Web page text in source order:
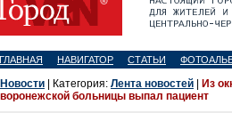
ГЛАВНАЯ НАВИГАТОР СТАТЬИ
Новости | Категория: Лента новостей
Из
воронежской больницы выпал пациент